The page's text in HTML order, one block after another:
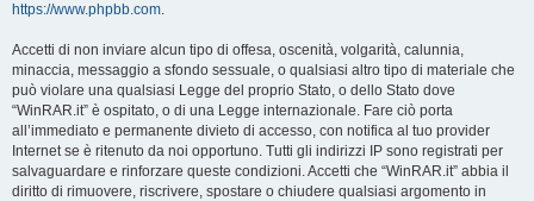
https://www.phpbb.com.
Accetti di non inviare alcun tipo di offesa, oscenità, volgarità, calunnia,
minaccia, messaggio a sfondo sessuale, o qualsiasi altro tipo di materiale che
può violare una qualsiasi Legge del proprio Stato, o dello Stato dove
“WinRAR.it” è ospitato, o di una Legge internazionale. Fare ciò porta
all’immediato e permanente divieto di accesso, con notifica al tuo provider
Internet se è ritenuto da noi opportuno. Tutti gli indirizzi IP sono registrati per
salvaguardare e rinforzare queste condizioni. Accetti che “WinRAR.it” abbia il
diritto di rimuovere, riscrivere, spostare o chiudere qualsiasi argomento in